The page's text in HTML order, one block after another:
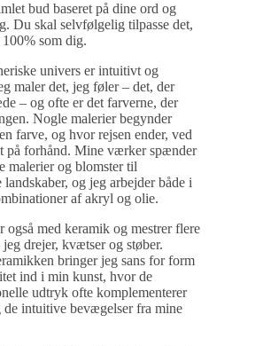
bud baseret på dine ord og
Du skal selvfølgelig tilpasse det,
100% som dig.
univers er intuitivt og
maler det, jeg føler – det, der
– og ofte er det farverne, der
Nogle malerier begynder
farve, og hvor rejsen ender, ved
på forhånd. Mine værker spænder
malerier og blomster til
landskaber, og jeg arbejder både i
af akryl og olie.
også med keramik og mestrer flere
drejer, kvætser og støber.
bringer jeg sans for form
ind i min kunst, hvor de
udtryk ofte komplementerer
de intuitive bevægelser fra mine